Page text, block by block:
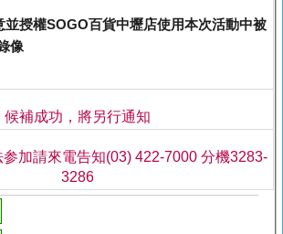
授權SOGO百貨中壢店使用本次活動中被
像
候補成功，將另行通知
加請來電告知(03) 422-7000 分機3283-
3286